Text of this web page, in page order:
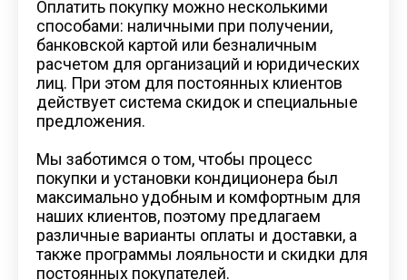
Оплатить покупку можно несколькими
способами: наличными при получении,
банковской картой или безналичным
расчетом для организаций и юридических
лиц. При этом для постоянных клиентов
действует система скидок и специальные
предложения.
Мы заботимся о том, чтобы процесс
покупки и установки кондиционера был
максимально удобным и комфортным для
наших клиентов, поэтому предлагаем
различные варианты оплаты и доставки, а
также программы лояльности и скидки для
постоянных покупателей.